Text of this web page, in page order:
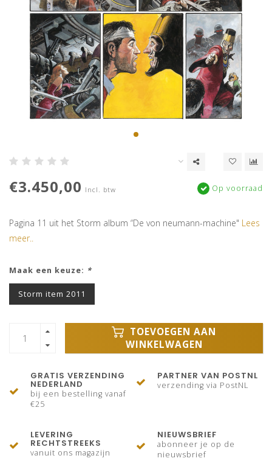
€3.450,00 Incl. btw Op voorraad
Pagina 11 uit het Storm album “De von neumann-machine" Lees
meer..
Maak een keuze: *
Storm item 2011
TOEVOEGEN AAN
WINKELWAGEN
GRATIS VERZENDING
NEDERLAND
bij een bestelling vanaf
€25
PARTNER VAN POSTNL
verzending via PostNL
LEVERING
RECHTSTREEKS
vanuit ons magazijn
NIEUWSBRIEF
abonneer je op de
nieuwsbrief